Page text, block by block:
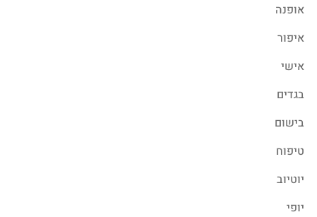
אופנה
איפור
אישי
בגדים
בישום
טיפוח
יוטיוב
יופי